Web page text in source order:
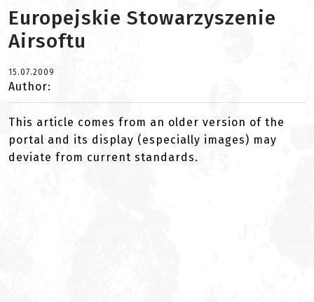
Europejskie Stowarzyszenie
Airsoftu
15.07.2009
Author:
This article comes from an older version of the
portal and its display (especially images) may
deviate from current standards.